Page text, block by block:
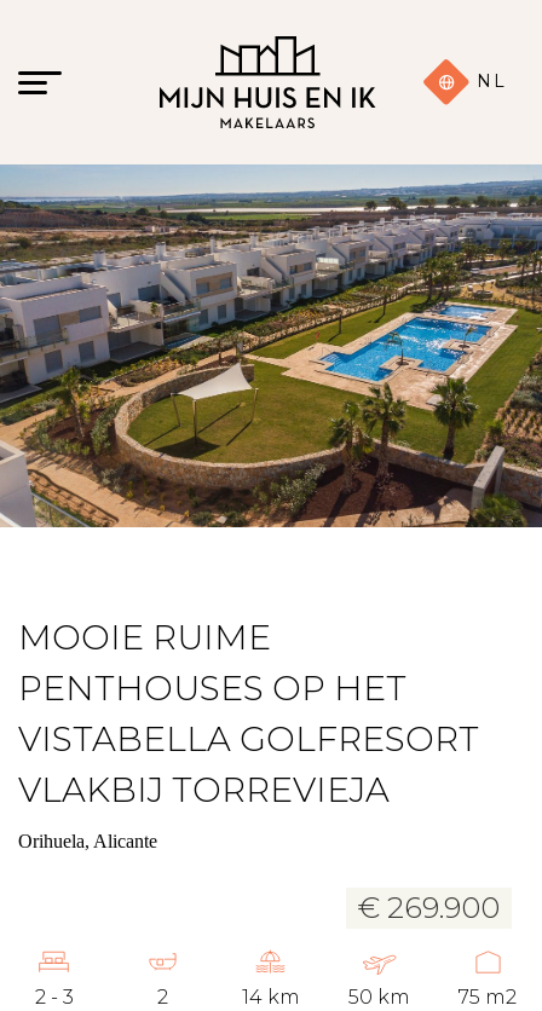
NL
32 foto's
MOOIE RUIME
PENTHOUSES OP HET
VISTABELLA GOLFRESORT
VLAKBIJ TORREVIEJA
Orihuela, Alicante
€ 269.900
2 - 3 2 14 km 50 km 75 m2